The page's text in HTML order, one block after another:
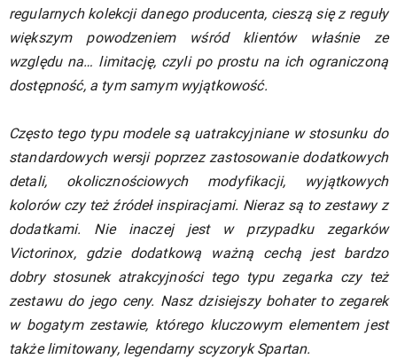
regularnych kolekcji danego producenta, cieszą się z reguły
większym powodzeniem wśród klientów właśnie ze
względu na… limitację, czyli po prostu na ich ograniczoną
dostępność, a tym samym wyjątkowość.
Często tego typu modele są uatrakcyjniane w stosunku do
standardowych wersji poprzez zastosowanie dodatkowych
detali, okolicznościowych modyfikacji, wyjątkowych
kolorów czy też źródeł inspiracjami. Nieraz są to zestawy z
dodatkami. Nie inaczej jest w przypadku zegarków
Victorinox, gdzie dodatkową ważną cechą jest bardzo
dobry stosunek atrakcyjności tego typu zegarka czy też
zestawu do jego ceny. Nasz dzisiejszy bohater to zegarek
w bogatym zestawie, którego kluczowym elementem jest
także limitowany, legendarny scyzoryk Spartan.